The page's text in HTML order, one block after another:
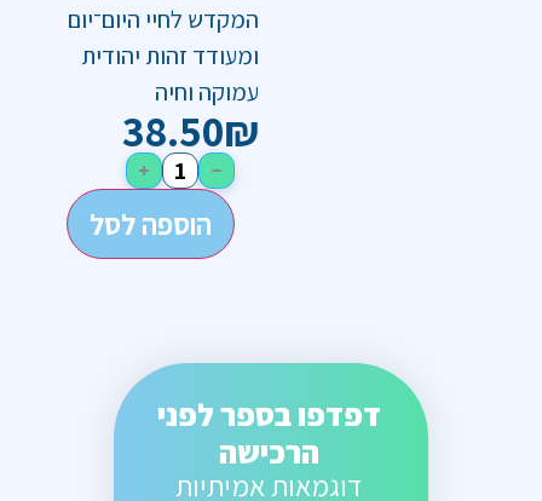
המקדש לחיי היום־יום
ומעודד זהות יהודית
עמוקה וחיה
38.50₪
−
+
הוספה לסל
דפדפו בספר לפני
הרכישה
דוגמאות אמיתיות